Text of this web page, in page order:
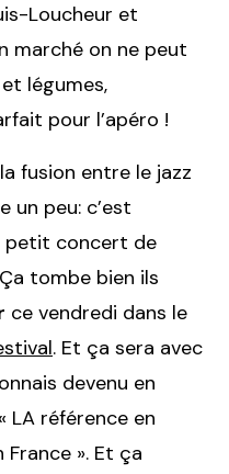
Loucheur et
marché on ne peut
légumes,
pour l’apéro !
fusion entre le jazz
un peu: c’est
petit concert de
tombe bien ils
ce vendredi dans le
. Et ça sera avec
devenu en
LA référence en
». Et ça